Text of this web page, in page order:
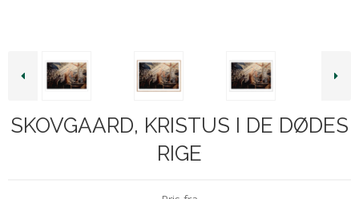
SKOVGAARD, KRISTUS I DE DØDES
RIGE